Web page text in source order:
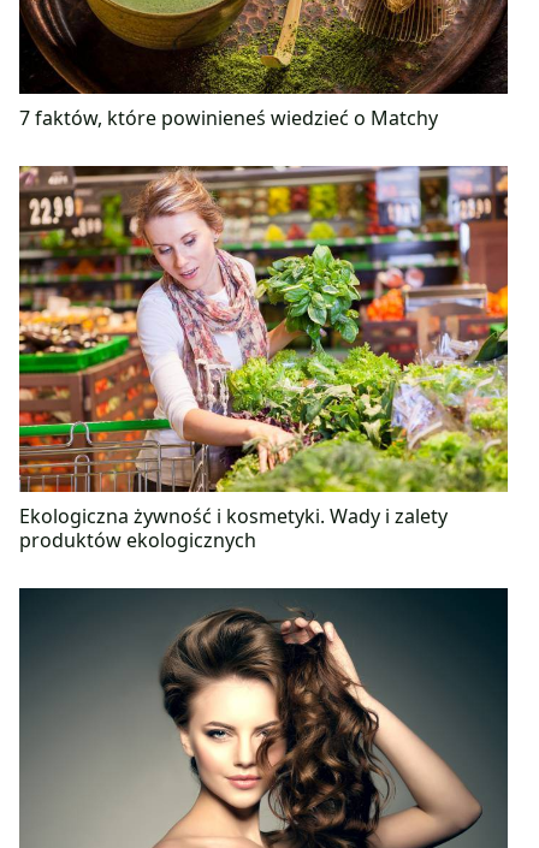
7 faktów, które powinieneś wiedzieć o Matchy
Ekologiczna żywność i kosmetyki. Wady i zalety
produktów ekologicznych